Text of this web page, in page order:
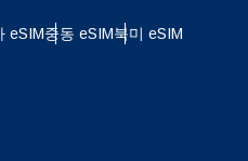
eSIM중동 eSIM북미 eSIM